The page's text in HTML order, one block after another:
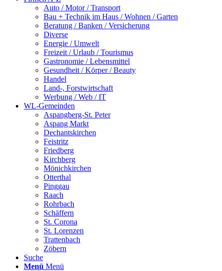
Auto / Motor / Transport
Bau + Technik im Haus / Wohnen / Garten
Beratung / Banken / Versicherung
Diverse
Energie / Umwelt
Freizeit / Urlaub / Tourismus
Gastronomie / Lebensmittel
Gesundheit / Körper / Beauty
Handel
Land-, Forstwirtschaft
Werbung / Web / IT
WL-Gemeinden
Aspangberg-St. Peter
Aspang Markt
Dechantskirchen
Feistritz
Friedberg
Kirchberg
Mönichkirchen
Otterthal
Pinggau
Raach
Rohrbach
Schäffern
St. Corona
St. Lorenzen
Trattenbach
Zöbern
Suche
Menü Menü